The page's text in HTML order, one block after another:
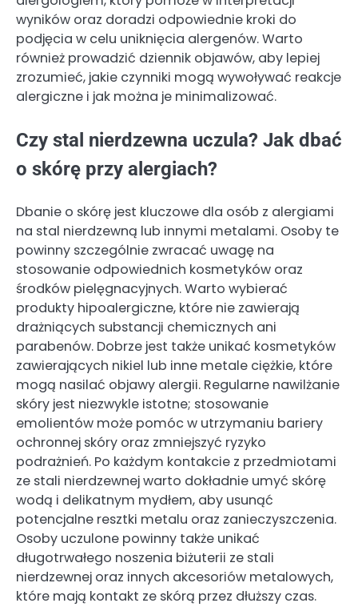
wyników oraz doradzi odpowiednie kroki do
podjęcia w celu uniknięcia alergenów. Warto
również prowadzić dziennik objawów, aby lepiej
zrozumieć, jakie czynniki mogą wywoływać reakcje
alergiczne i jak można je minimalizować.
Czy stal nierdzewna uczula? Jak dbać
o skórę przy alergiach?
Dbanie o skórę jest kluczowe dla osób z alergiami
na stal nierdzewną lub innymi metalami. Osoby te
powinny szczególnie zwracać uwagę na
stosowanie odpowiednich kosmetyków oraz
środków pielęgnacyjnych. Warto wybierać
produkty hipoalergiczne, które nie zawierają
drażniących substancji chemicznych ani
parabenów. Dobrze jest także unikać kosmetyków
zawierających nikiel lub inne metale ciężkie, które
mogą nasilać objawy alergii. Regularne nawilżanie
skóry jest niezwykle istotne; stosowanie
emolientów może pomóc w utrzymaniu bariery
ochronnej skóry oraz zmniejszyć ryzyko
podrażnień. Po każdym kontakcie z przedmiotami
ze stali nierdzewnej warto dokładnie umyć skórę
wodą i delikatnym mydłem, aby usunąć
potencjalne resztki metalu oraz zanieczyszczenia.
Osoby uczulone powinny także unikać
długotrwałego noszenia biżuterii ze stali
nierdzewnej oraz innych akcesoriów metalowych,
które mają kontakt ze skórą przez dłuższy czas.